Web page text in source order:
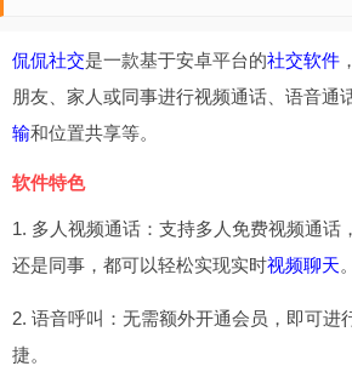
侃侃社交是一款基于安卓平台的社交软件
朋友、家人或同事进行视频通话、语音通
输和位置共享等。
软件特色
1. 多人视频通话：支持多人免费视频通话
还是同事，都可以轻松实现实时视频聊天。
2. 语音呼叫：无需额外开通会员，即可进
捷。